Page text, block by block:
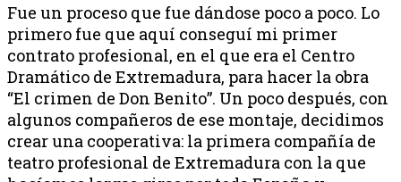
Fue un proceso que fue dándose poco a poco. Lo
primero fue que aquí conseguí mi primer
contrato profesional, en el que era el Centro
Dramático de Extremadura, para hacer la obra
“El crimen de Don Benito”. Un poco después, con
algunos compañeros de ese montaje, decidimos
crear una cooperativa: la primera compañía de
teatro profesional de Extremadura con la que